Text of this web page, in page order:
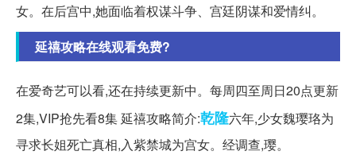
女。在后宫中,她面临着权谋斗争、宫廷阴谋和爱情纠。
延禧攻略在线观看免费?
在爱奇艺可以看,还在持续更新中。每周四至周日20点更新
2集,VIP抢先看8集 延禧攻略简介:乾隆六年,少女魏璎珞为
寻求长姐死亡真相,入紫禁城为宫女。经调查,璎。